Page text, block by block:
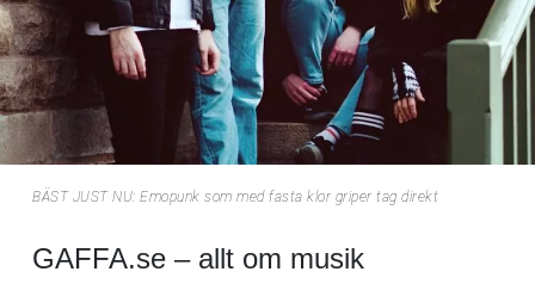
BÄST JUST NU: Emopunk som med fasta klor griper tag direkt
GAFFA.se – allt om musik